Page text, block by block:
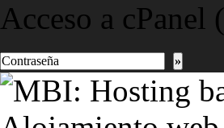
Acceso a cPanel (
»